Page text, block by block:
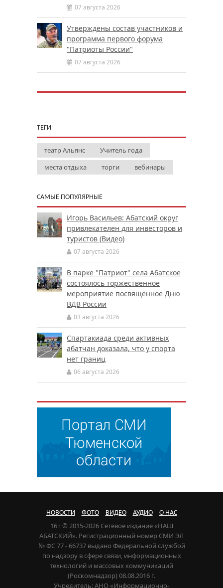
07 августа 2026
Утверждены состав участников и
программа первого форума
"Патриоты России"
07 августа 2026
ТЕГИ
театр Альянс
Учитель года
места отдыха
торги вебинары
САМЫЕ ПОПУЛЯРНЫЕ
Игорь Васильев: Абатский округ
привлекателен для инвесторов и
туристов (Видео)
07 августа 2026
В парке "Патриот" села Абатское
состоялось торжественное
мероприятие посвящённое Дню
ВДВ России
03 августа 2026
Спартакиада среди активных
абатчан доказала, что у спорта
нет границ
06 августа 2026
НОВОСТИ ФОТО ВИДЕО АУДИО О НАС
16+ © 2015-2026 Сетевое издание «НАШ
АБАТСКИЙ». Регистрационный номер СМИ ЭЛ
№ ФС 77 - 66737 выдано Федеральной службой
по надзору в сфере связи, информационных
технологий и массовых коммуникаций
(Роскомнадзор) 08.08.2016 г.
Учредитель: АНО «Информационно-